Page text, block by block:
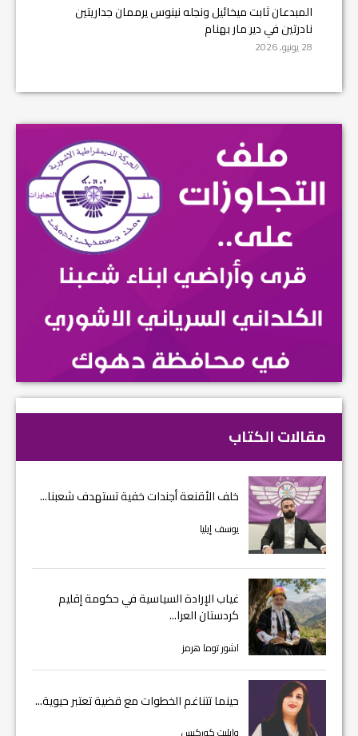
المبدعان ثابت ميخائيل ونجله نينوس يرممان جداريتين
نادرتين في دير مار بهنام
28 يونيو, 2026
مقالات الكتاب
خلف الأقنعة أجندات خفية تستهدف شعبنا...
يوسف إيليا
غياب الإرادة السياسية في حكومة إقليم
كردستان العرا...
اشور توما هرمز
حينما تتناغم الخطوات مع قضية تعتبر حيوية...